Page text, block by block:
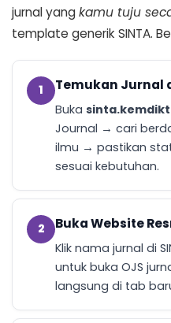
jurnal yangkamu tuju
template generik SINTA.
1 Temukan Jurnal
Buka
Journal → cari
ilmu → pastikan
sesuai kebutuhan.
2 Buka Website
Klik nama jurnal di
untuk buka OJS
langsung di tab